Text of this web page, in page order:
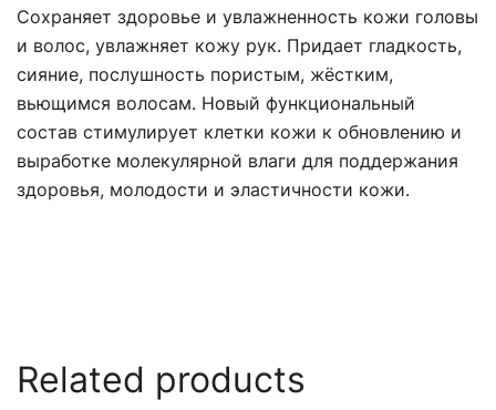
Сохраняет здоровье и увлажненность кожи головы
и волос, увлажняет кожу рук. Придает гладкость,
сияние, послушность пористым, жёстким,
вьющимся волосам. Новый функциональный
состав стимулирует клетки кожи к обновлению и
выработке молекулярной влаги для поддержания
здоровья, молодости и эластичности кожи.
Related products